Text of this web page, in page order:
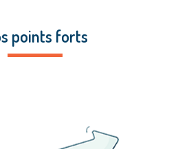
points forts